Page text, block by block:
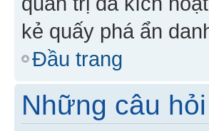
kẻ quấy phá ẩn
Đầu trang
Những câu